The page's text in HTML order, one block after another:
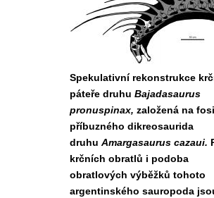
Spekulativní rekonstrukce
páteře druhu Bajadasaurus
pronuspinax, založená na
příbuzného dikreosaurida
druhu Amargasaurus cazaui.
krčních obratlů i podoba
obratlových výběžků tohoto
argentinského sauropoda